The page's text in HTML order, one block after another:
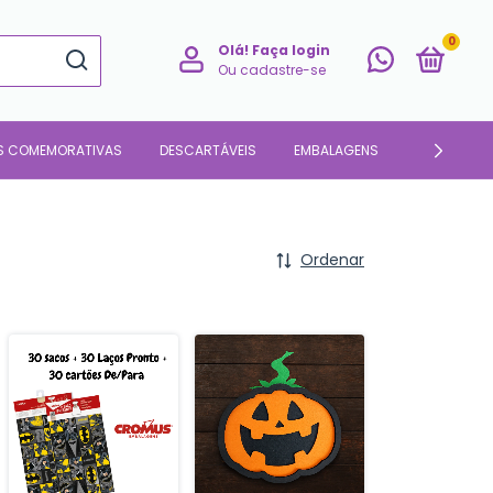
Olá! Faça login
Ou cadastre-se
0
COMEMORATIVAS DESCARTÁVEIS EMBALAGENS PARA O LAR
Ordenar